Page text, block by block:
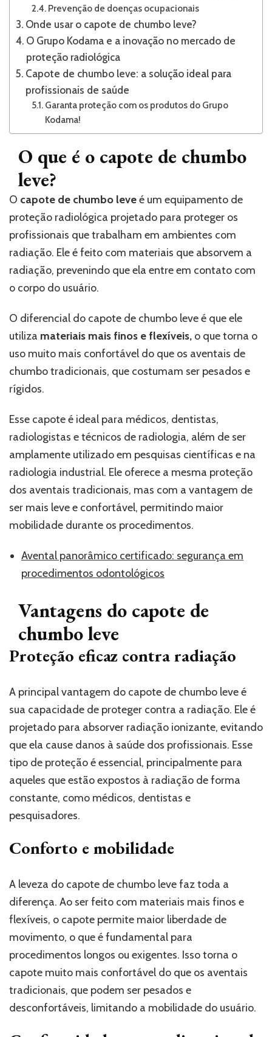
Prevenção de doenças ocupacionais
Onde usar o capote de chumbo leve?
O Grupo Kodama e a inovação no mercado de
proteção radiológica
Capote de chumbo leve: a solução ideal para
profissionais de saúde
Garanta proteção com os produtos do Grupo
Kodama!
O que é o capote de chumbo
leve?
O capote de chumbo leveé um equipamento de
proteção radiológica projetado para proteger os
profissionais que trabalham em ambientes com
radiação. Ele é feito com materiais que absorvem a
radiação, prevenindo que ela entre em contato com
o corpo do usuário.
O diferencial do capote de chumbo leve é que ele
utiliza materiais mais finos e flexíveis, o que torna o
uso muito mais confortável do que os aventais de
chumbo tradicionais, que costumam ser pesados e
rígidos.
Esse capote é ideal para médicos, dentistas,
radiologistas e técnicos de radiologia, além de ser
amplamente utilizado em pesquisas científicas e na
radiologia industrial. Ele oferece a mesma proteção
dos aventais tradicionais, mas com a vantagem de
ser mais leve e confortável, permitindo maior
mobilidade durante os procedimentos.
Avental panorâmico certificado: segurança em
procedimentos odontológicos
Vantagens do capote de
chumbo leve
Proteção eficaz contra radiação
A principal vantagem do capote de chumbo leve é
sua capacidade de proteger contra a radiação. Ele é
projetado para absorver radiação ionizante, evitando
que ela cause danos à saúde dos profissionais. Esse
tipo de proteção é essencial, principalmente para
aqueles que estão expostos à radiação de forma
constante, como médicos, dentistas e
pesquisadores.
Conforto e mobilidade
A leveza do capote de chumbo leve faz toda a
diferença. Ao ser feito com materiais mais finos e
flexíveis, o capote permite maior liberdade de
movimento, o que é fundamental para
procedimentos longos ou exigentes. Isso torna o
capote muito mais confortável do que os aventais
tradicionais, que podem ser pesados e
desconfortáveis, limitando a mobilidade do usuário.